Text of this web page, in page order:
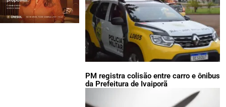
PM registra colisão entre carro e ônibus
da Prefeitura de Ivaiporã